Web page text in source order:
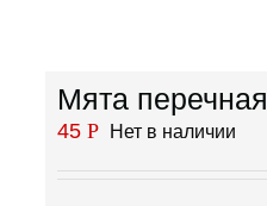
Мята перечная
45 Р Нет в наличии